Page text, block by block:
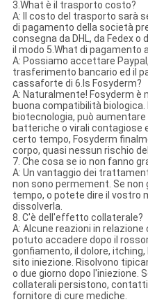
3.What è il trasporto costo?
A: Il costo del trasporto sarà
di pagamento della società
consegna da DHL, da Fedex o
il modo 5.What di pagamento
A: Possiamo accettare
trasferimento bancario ed il
cassaforte di 6.Is Fosyderm?
A: Naturalmente! Fosyderm è
buona compatibilità
biotecnologia, può
batteriche o virali contagiose
certo tempo, Fosyderm
corpo, quasi nessun rischio
7. Che cosa se io non fanno
A: Un vantaggio dei
non sono permement. Se
tempo, o potete dire il vostro
dissolverla.
8. C'è dell'effetto collaterale?
A: Alcune reazioni in
potuto accadere dopo il
gonfiamento, il dolore,
sito iniezione. Risolvono
o due giorno dopo l'iniezione.
collaterali persistono,
fornitore di cure mediche.